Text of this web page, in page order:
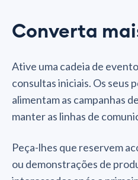
Converta
Ative uma cadeia de
consultas iniciais. Os seus
alimentam as campanhas
manter as linhas de
Peça-lhes que reservem
ou demonstrações de